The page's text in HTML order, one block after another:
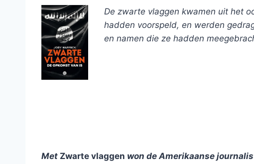
De zwarte vlaggen kwamen uit het
hadden voorspeld, en werden
en namen die ze hadden
Met Zwarte vlaggen won de Amerikaanse